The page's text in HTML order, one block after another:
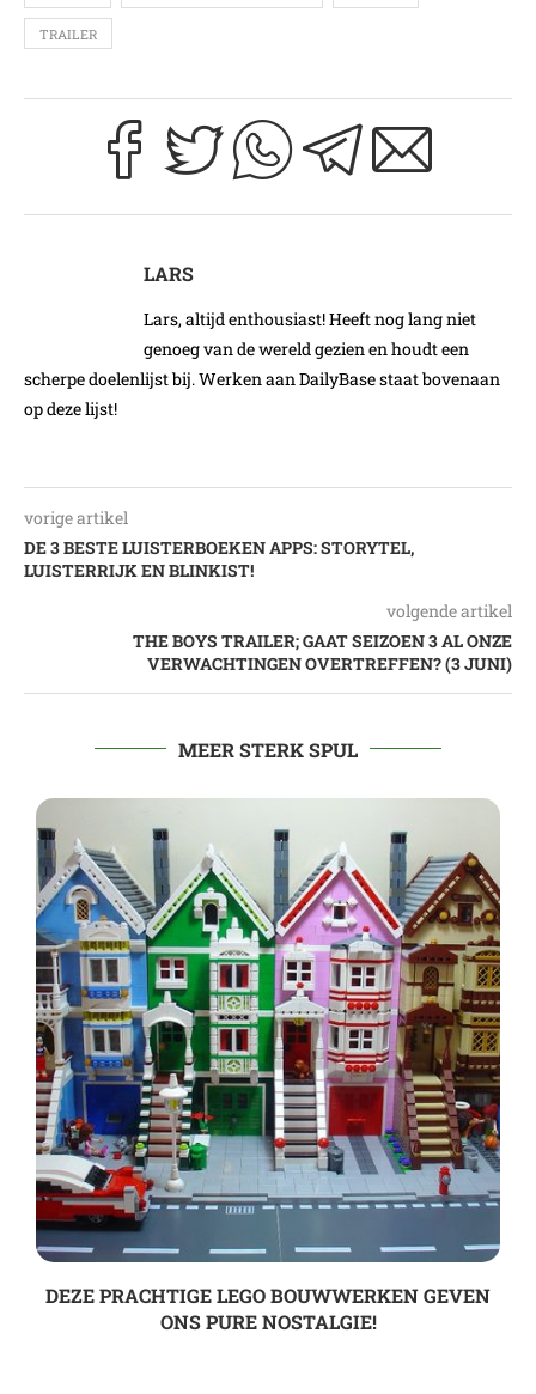
TRAILER
LARS
Lars, altijd enthousiast! Heeft nog lang niet
genoeg van de wereld gezien en houdt een
scherpe doelenlijst bij. Werken aan DailyBase staat bovenaan
op deze lijst!
vorige artikel
DE 3 BESTE LUISTERBOEKEN APPS: STORYTEL,
LUISTERRIJK EN BLINKIST!
volgende artikel
THE BOYS TRAILER; GAAT SEIZOEN 3 AL ONZE
VERWACHTINGEN OVERTREFFEN? (3 JUNI)
MEER STERK SPUL
DEZE PRACHTIGE LEGO BOUWWERKEN GEVEN
ONS PURE NOSTALGIE!